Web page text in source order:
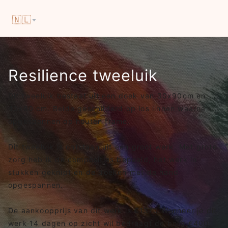
🇳🇱
Resilience tweeluik
Dit tweeluik bestaat uit een doek van 30x90cm en
40x60 cm. Beide geschilderd op los linnen waarna
opgespannen op houten frame.
Dit tweeluik is ontstaan uit een groot werk. Met grote
zorg heb ik de composities bepaald, het werk in
stukken geknipt en de doeken met de hand
opgespannen.
De aankoopprijs van dit werk is €1370 Wanneer je dit
werk 14 dagen op zicht wil bedraagt de borg €400